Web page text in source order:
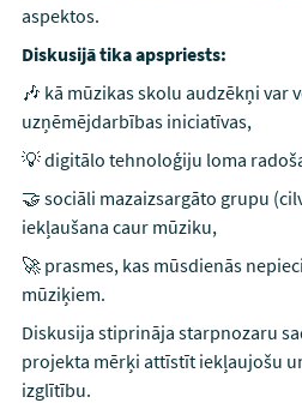
aspektos.
Diskusijā tika apspriests:
🎶 kā mūzikas skolu audzēkņi var
uzņēmējdarbības iniciatīvas,
💡 digitālo tehnoloģiju loma
🤝 sociāli mazaizsargāto grupu
iekļaušana caur mūziku,
🚀 prasmes, kas mūsdienās
mūziķiem.
Diskusija stiprināja starpnozaru
projekta mērķi attīstīt iekļaujošu
izglītību.